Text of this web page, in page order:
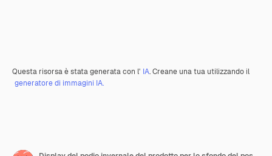
Questa risorsa è stata generata con l' IA. Creane una tua utilizzando il
generatore di immagini IA.